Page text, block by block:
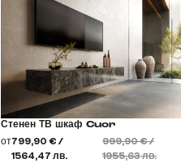
Стенен ТВ шкаф Cuor
от799,90 € /
1564,47 лв.
999,90 € /
1955,63 лв.